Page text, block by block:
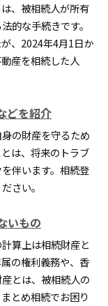
、被相続人が所有
的な手続きです。
、2024年4月1日か
産を相続した人
どを紹介
の財産を守るため
は、将来のトラブ
伴います。相続登
さい。
いもの
算上は相続財産と
の権利義務や、香
とは、被相続人の
とめ相続でお困り